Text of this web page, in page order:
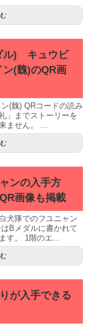
ル) キュウビ
(魏)のQR画
(魏) QRコードの読み
」までストーリーを
ません。 ...
ンの入手方
画像も掲載
犬隊でのフユニャン
Bメダルに書かれて
す。 1階のエ...
が入手できる